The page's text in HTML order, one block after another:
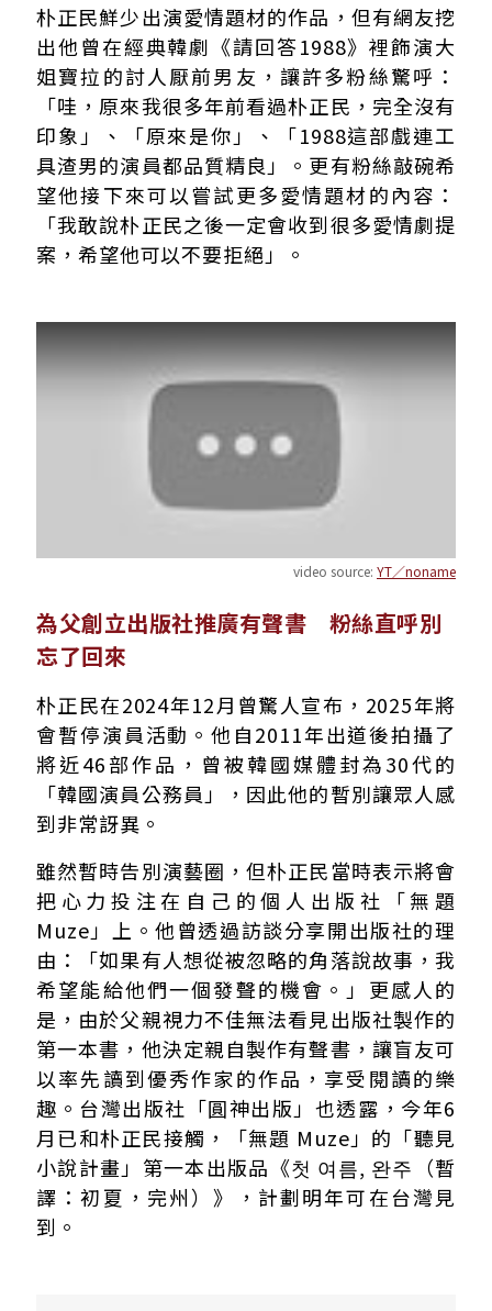
朴正民鮮少出演愛情題材的作品，但有網友挖
出他曾在經典韓劇《請回答1988》裡飾演大
姐寶拉的討人厭前男友，讓許多粉絲驚呼：
「哇，原來我很多年前看過朴正民，完全沒有
印象」、「原來是你」、「1988這部戲連工
具渣男的演員都品質精良」。更有粉絲敲碗希
望他接下來可以嘗試更多愛情題材的內容：
「我敢說朴正民之後一定會收到很多愛情劇提
案，希望他可以不要拒絕」。
video source: YT／noname
為父創立出版社推廣有聲書 粉絲直呼別
忘了回來
朴正民在2024年12月曾驚人宣布，2025年將
會暫停演員活動。他自2011年出道後拍攝了
將近46部作品，曾被韓國媒體封為30代的
「韓國演員公務員」，因此他的暫別讓眾人感
到非常訝異。
雖然暫時告別演藝圈，但朴正民當時表示將會
把心力投注在自己的個人出版社「無題
Muze」上。他曾透過訪談分享開出版社的理
由：「如果有人想從被忽略的角落說故事，我
希望能給他們一個發聲的機會。」更感人的
是，由於父親視力不佳無法看見出版社製作的
第一本書，他決定親自製作有聲書，讓盲友可
以率先讀到優秀作家的作品，享受閱讀的樂
趣。台灣出版社「圓神出版」也透露，今年6
月已和朴正民接觸，「無題 Muze」的「聽見
小說計畫」第一本出版品《첫 여름, 완주（暫
譯：初夏，完州）》，計劃明年可在台灣見
到。